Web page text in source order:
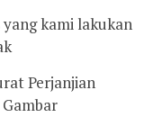
yang kami lakukan
Perjanjian